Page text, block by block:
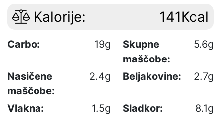
Kalorije: 141Kcal
Carbo: 19g
Skupne
maščobe:
5.6g
Nasičene
maščobe:
2.4g Beljakovine: 2.7g
Vlakna: 1.5g Sladkor:
8.1g